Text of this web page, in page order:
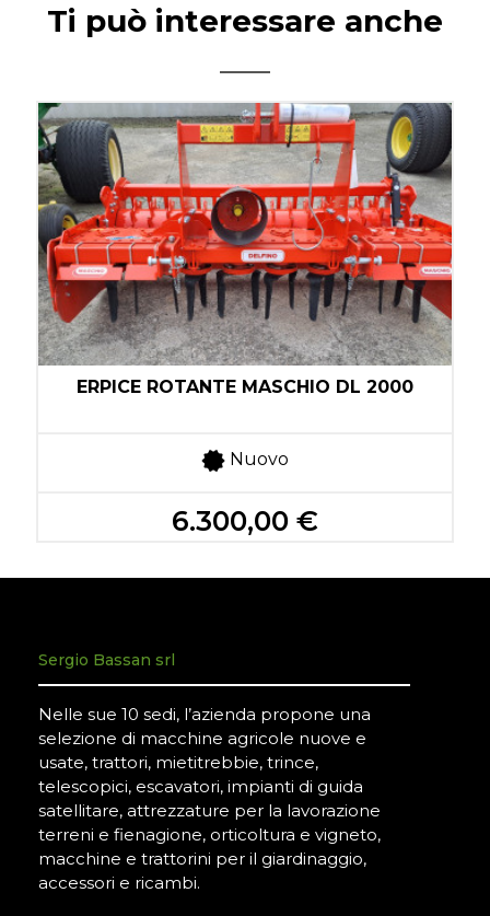
Ti può interessare anche
ERPICE ROTANTE MASCHIO DL 2000
Nuovo
6.300,00 €
Sergio Bassan srl
Nelle sue 10 sedi, l’azienda propone una
selezione di macchine agricole nuove e
usate, trattori, mietitrebbie, trince,
telescopici, escavatori, impianti di guida
satellitare, attrezzature per la lavorazione
terreni e fienagione, orticoltura e vigneto,
macchine e trattorini per il giardinaggio,
accessori e ricambi.